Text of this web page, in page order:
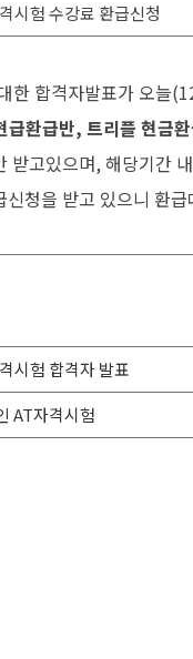
시험 수강료 환급신청
한 합격자발표가 오늘
급환급반, 트리플 현금
받고있으며, 해당기간
청을 받고 있으니 환
시험 합격자 발표
AT자격시험